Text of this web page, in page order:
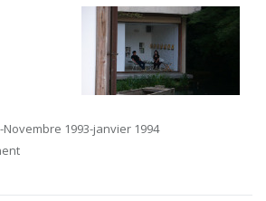
1993-janvier 1994